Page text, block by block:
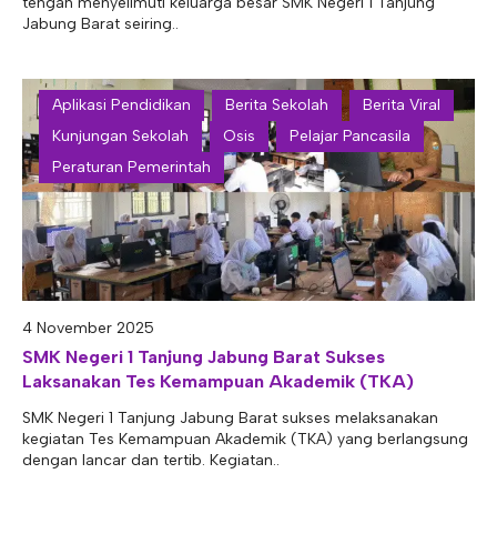
Jabung Barat seiring..
Aplikasi Pendidikan Berita Sekolah
Berita Viral
Kunjungan Sekolah
Osis
Pelajar Pancasila
Peraturan Pemerintah
4 November 2025
SMK Negeri 1 Tanjung Jabung Barat Sukses
Laksanakan Tes Kemampuan Akademik (TKA)
SMK Negeri 1 Tanjung Jabung Barat sukses melaksanakan
kegiatan Tes Kemampuan Akademik (TKA) yang berlangsung
dengan lancar dan tertib. Kegiatan..